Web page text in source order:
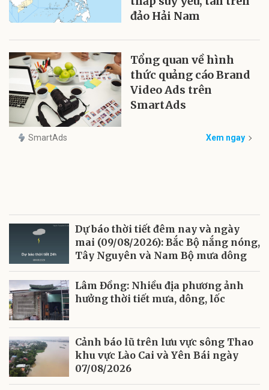
đảo Hải Nam
Tổng quan về hình
thức quảng cáo Brand
Video Ads trên
SmartAds
SmartAds Xem ngay
Dự báo thời tiết đêm nay và ngày
mai (09/08/2026): Bắc Bộ nắng nóng,
Tây Nguyên và Nam Bộ mưa dông
Lâm Đồng: Nhiều địa phương ảnh
hưởng thời tiết mưa, dông, lốc
Cảnh báo lũ trên lưu vực sông Thao
khu vực Lào Cai và Yên Bái ngày
07/08/2026